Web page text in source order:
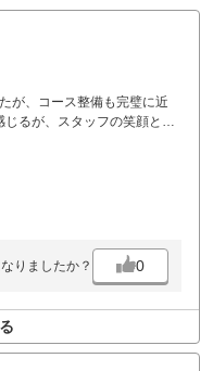
が、コース整備も完璧に近
るが、スタッフの笑顔とサ
りましたか？ 0